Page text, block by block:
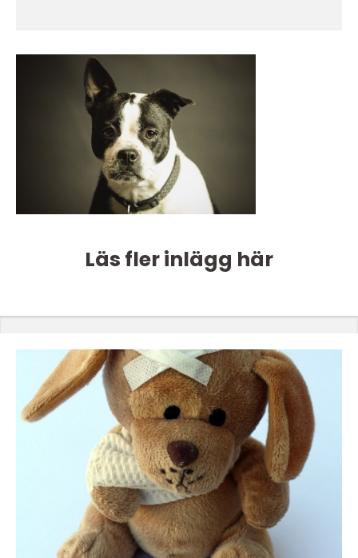
Läs fler inlägg här